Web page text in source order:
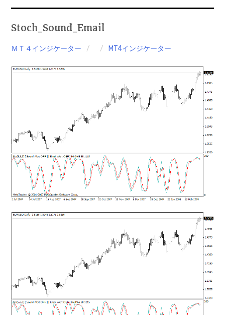
MT4EAﾀﾞｳﾝﾛｰﾄﾞ
MT5EAﾀﾞｳﾝﾛｰﾄﾞ
MT5インジケーター
mqファイルをexファイルにする方法
Stoch_Sound_Email
ＭＴ４インジケーター MT4インジケーター